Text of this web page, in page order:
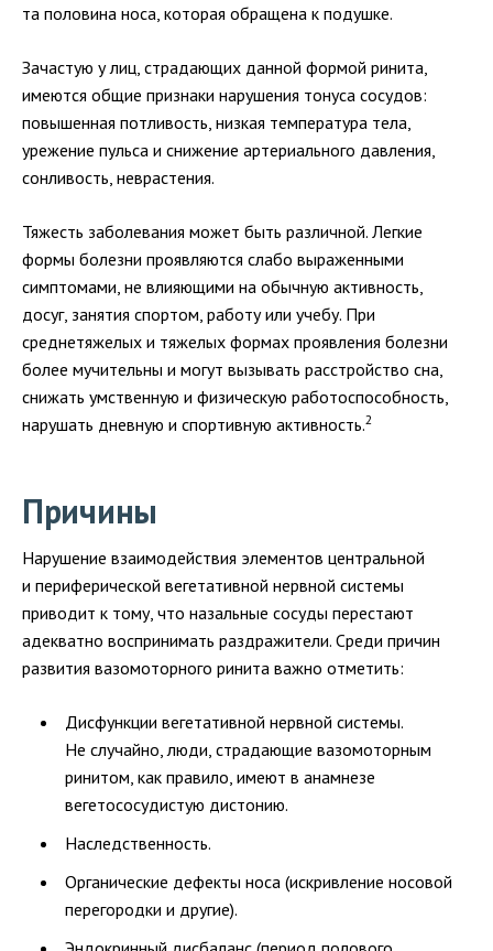
та половина носа, которая обращена к подушке.
Зачастую у лиц, страдающих данной формой ринита,
имеются общие признаки нарушения тонуса сосудов:
повышенная потливость, низкая температура тела,
урежение пульса и снижение артериального давления,
сонливость, неврастения.
Тяжесть заболевания может быть различной. Легкие
формы болезни проявляются слабо выраженными
симптомами, не влияющими на обычную активность,
досуг, занятия спортом, работу или учебу. При
среднетяжелых и тяжелых формах проявления болезни
более мучительны и могут вызывать расстройство сна,
снижать умственную и физическую работоспособность,
нарушать дневную и спортивную активность.2
Причины
Нарушение взаимодействия элементов центральной
и периферической вегетативной нервной системы
приводит к тому, что назальные сосуды перестают
адекватно воспринимать раздражители. Среди причин
развития вазомоторного ринита важно отметить:
Дисфункции вегетативной нервной системы.
Не случайно, люди, страдающие вазомоторным
ринитом, как правило, имеют в анамнезе
вегетососудистую дистонию.
Наследственность.
Органические дефекты носа (искривление носовой
перегородки и другие).